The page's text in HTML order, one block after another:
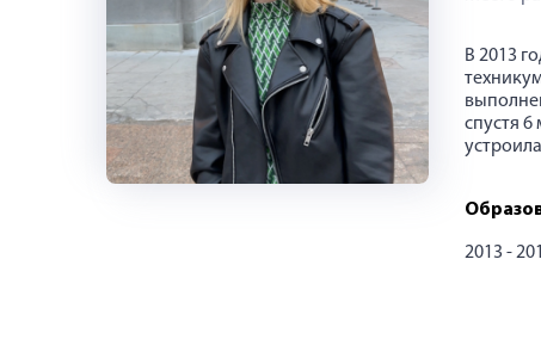
В 2013
спустя
2013 -